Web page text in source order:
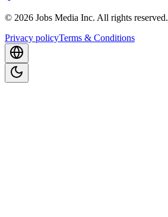
© 2026 Jobs Media Inc. All rights reserved.
Privacy policyTerms & Conditions